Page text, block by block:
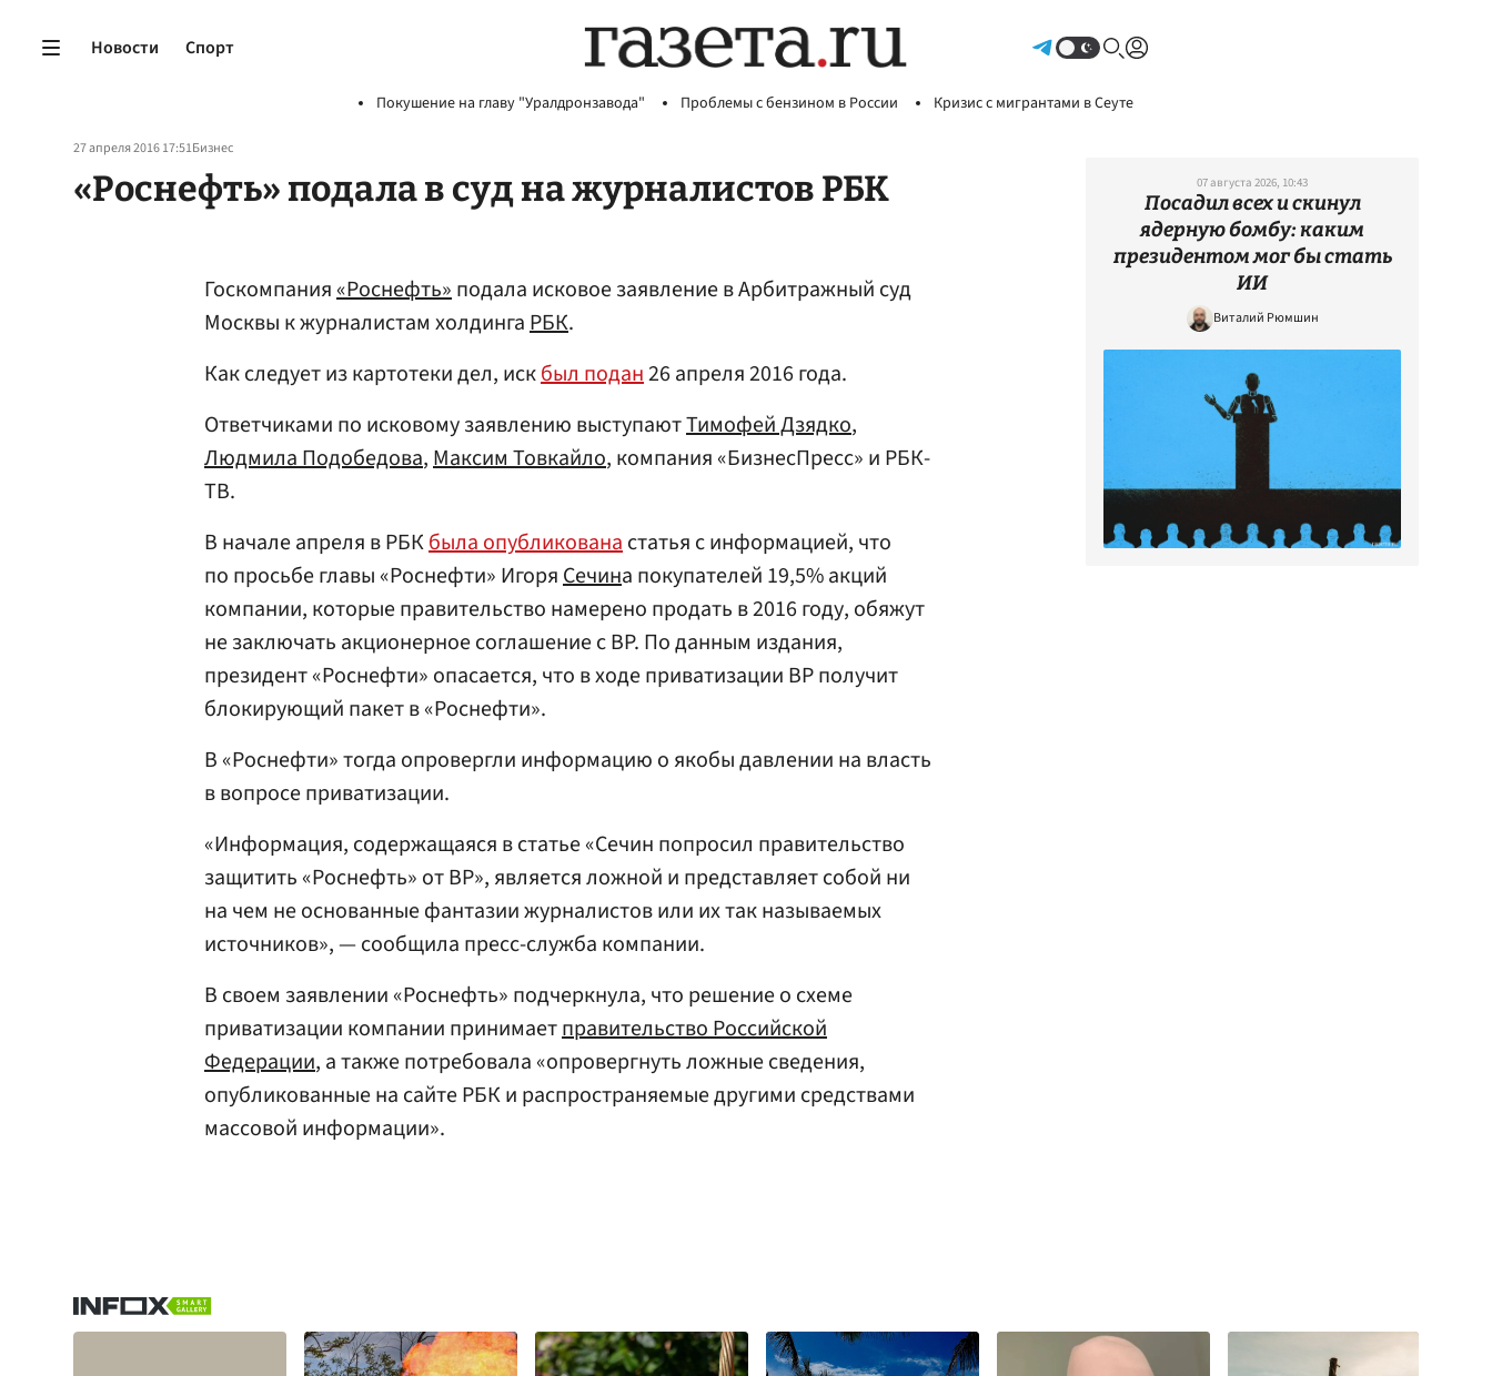
Новости Спорт
Покушение на главу "Уралдронзавода" Проблемы с бензином в России Кризис с мигрантами в Сеуте
27 апреля 2016 17:51Бизнес
«Роснефть» подала в суд на журналистов РБК
Госкомпания«Роснефть»подала исковое заявление в Арбитражный суд
Москвы к журналистам холдингаРБК.
Как следует из картотеки дел, искбыл подан26 апреля 2016 года.
Ответчиками по исковому заявлению выступаютТимофей Дзядко,
Людмила Подобедова,Максим Товкайло, компания «БизнесПресс» и РБК-
ТВ.
В начале апреля в РБКбыла опубликованастатья с информацией, что
по просьбе главы «Роснефти» ИгоряСечина покупателей 19,5% акций
компании, которые правительство намерено продать в 2016 году, обяжут
не заключать акционерное соглашение с BP. По данным издания,
президент «Роснефти» опасается, что в ходе приватизации BP получит
блокирующий пакет в «Роснефти».
В «Роснефти» тогда опровергли информацию о якобы давлении на власть
в вопросе приватизации.
«Информация, содержащаяся в статье «Сечин попросил правительство
защитить «Роснефть» от BP», является ложной и представляет собой ни
на чем не основанные фантазии журналистов или их так называемых
источников», — сообщила пресс-служба компании.
В своем заявлении «Роснефть» подчеркнула, что решение о схеме
приватизации компании принимаетправительство Российской
Федерации, а также потребовала «опровергнуть ложные сведения,
опубликованные на сайте РБК и распространяемые другими средствами
массовой информации».
07 августа 2026, 10:43
Посадил всех и скинул
ядерную бомбу: каким
президентом мог бы стать
ИИ
Виталий Рюмшин